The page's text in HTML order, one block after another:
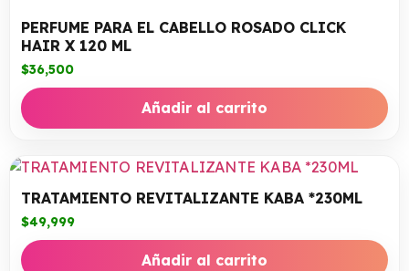
PERFUME PARA EL CABELLO ROSADO CLICK
HAIR X 120 ML
$36,500
Añadir al carrito
TRATAMIENTO REVITALIZANTE KABA *230ML
$49,999
Añadir al carrito